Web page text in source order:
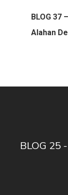
BLOG 37
Alahan
BLOG 25